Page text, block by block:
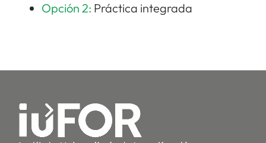
Opción 2: Práctica integrada